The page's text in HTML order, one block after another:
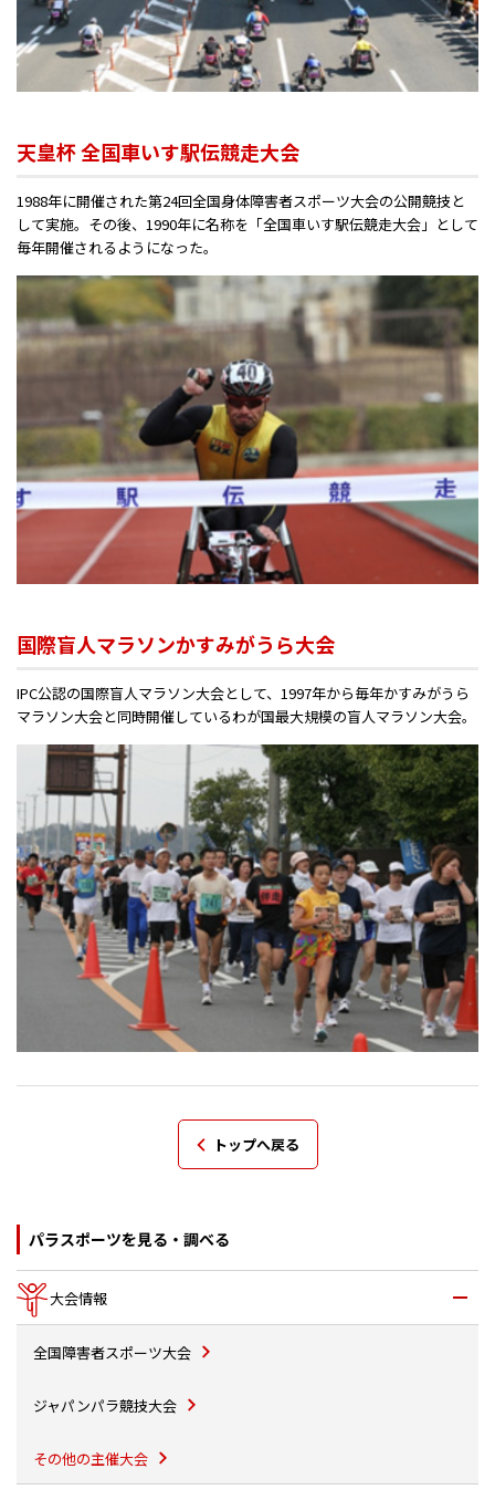
天皇杯 全国車いす駅伝競走大会
1988年に開催された第24回全国身体障害者スポーツ大会の公開競技と
して実施。その後、1990年に名称を「全国車いす駅伝競走大会」として
毎年開催されるようになった。
国際盲人マラソンかすみがうら大会
IPC公認の国際盲人マラソン大会として、1997年から毎年かすみがうら
マラソン大会と同時開催しているわが国最大規模の盲人マラソン大会。
トップへ戻る
パラスポーツを見る・調べる
大会情報
全国障害者スポーツ大会
ジャパンパラ競技大会
その他の主催大会